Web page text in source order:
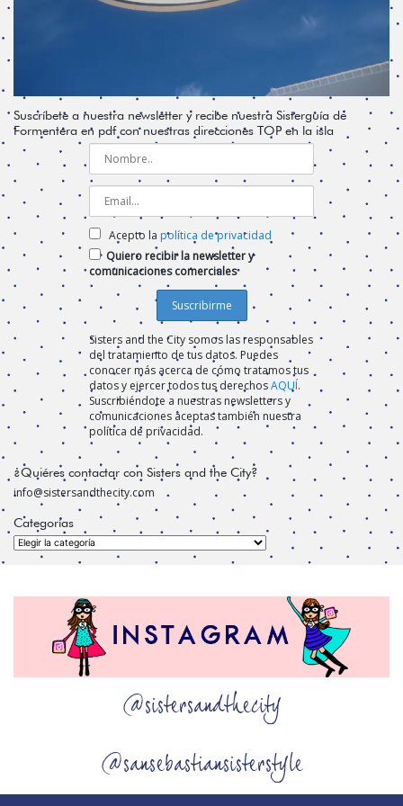
Suscríbete a nuestra newsletter y recibe nuestra Sisterguía de
Formentera en pdf con nuestras direcciones TOP en la isla
Acepto la política de privacidad
Quiero recibir la newsletter y
comunicaciones comerciales
Sisters and the City somos las responsables
del tratamiento de tus datos. Puedes
conocer más acerca de cómo tratamos tus
datos y ejercer todos tus derechosAQUÍ.
Suscribiéndote a nuestras newsletters y
comunicaciones aceptas también nuestra
política de privacidad.
¿Quiéres contactar con Sisters and the City?
info@sistersandthecity.com
Categorías
Categorías
@sistersandthecity
@sansebastiansisterstyle